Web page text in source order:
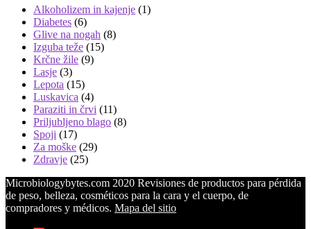
Alkoholizem in kajenje (1)
Diabetes (6)
Glive na nogah (8)
Izguba teže (15)
Krčne žile (9)
Lasje (3)
Lepota (15)
Luskavica (4)
Paraziti in črvi (11)
Priljubljeno blago (8)
Spoji (17)
Za moške (29)
Zdravje (25)
Microbiologybytes.com 2020 Revisiones de productos para pérdida
de peso, belleza, cosméticos para la cara y el cuerpo, de
compradores y médicos. Mapa del sitio